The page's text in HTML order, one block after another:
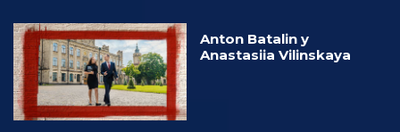
Anton Batalin y
Anastasiia Vilinskaya